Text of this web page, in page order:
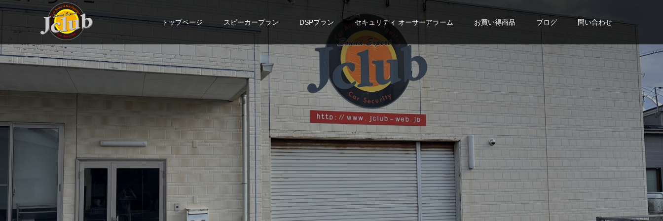
トップページ スピーカープラン DSPプラン セキュリティ オーサーアラーム お買い得商品 ブログ 問い合わせ